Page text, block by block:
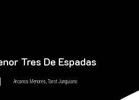
Tres De Espadas
Arcanos Menores, Tarot Junguiano